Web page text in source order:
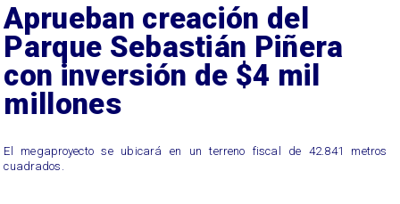
Aprueban creación del
Parque Sebastián Piñera
con inversión de $4 mil
millones
El megaproyecto se ubicará en un terreno fiscal de 42.841 metros
cuadrados.